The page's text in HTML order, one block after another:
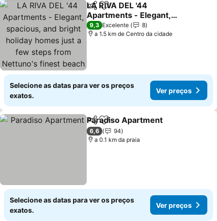
PartilharAdicionar aos favoritos
LA RIVA DEL '44
Apartments - Elegant,
spacious, and bright
holiday homes just a few
Ver preços
9,3 Excelente
8
a 1.5 km de Centro da cidade
Selecione as datas para ver os preços
exatos.
Ver preços
PartilharAdicionar aos favoritos
Paradiso Apartment
6,6
94
a 0.1 km da praia
Selecione as datas para ver os preços
exatos.
Ver preços